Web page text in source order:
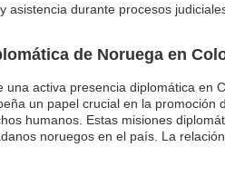
asistencia durante procesos
de Noruega en
una activa presencia diplomática en
un papel crucial en la
humanos. Estas misiones
noruegos en el país. La